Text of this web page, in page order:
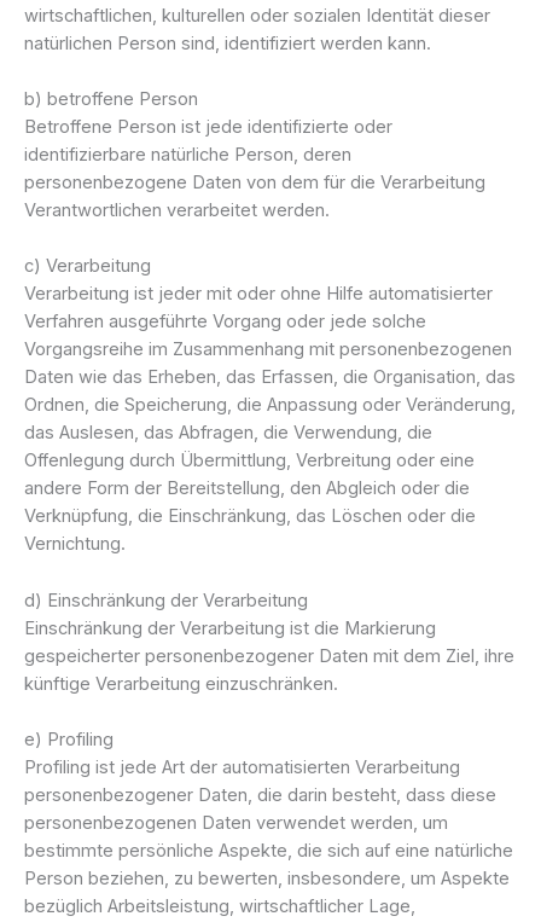
wirtschaftlichen, kulturellen oder sozialen Identität dieser
natürlichen Person sind, identifiziert werden kann.
b) betroffene Person
Betroffene Person ist jede identifizierte oder
identifizierbare natürliche Person, deren
personenbezogene Daten von dem für die Verarbeitung
Verantwortlichen verarbeitet werden.
c) Verarbeitung
Verarbeitung ist jeder mit oder ohne Hilfe automatisierter
Verfahren ausgeführte Vorgang oder jede solche
Vorgangsreihe im Zusammenhang mit personenbezogenen
Daten wie das Erheben, das Erfassen, die Organisation, das
Ordnen, die Speicherung, die Anpassung oder Veränderung,
das Auslesen, das Abfragen, die Verwendung, die
Offenlegung durch Übermittlung, Verbreitung oder eine
andere Form der Bereitstellung, den Abgleich oder die
Verknüpfung, die Einschränkung, das Löschen oder die
Vernichtung.
d) Einschränkung der Verarbeitung
Einschränkung der Verarbeitung ist die Markierung
gespeicherter personenbezogener Daten mit dem Ziel, ihre
künftige Verarbeitung einzuschränken.
e) Profiling
Profiling ist jede Art der automatisierten Verarbeitung
personenbezogener Daten, die darin besteht, dass diese
personenbezogenen Daten verwendet werden, um
bestimmte persönliche Aspekte, die sich auf eine natürliche
Person beziehen, zu bewerten, insbesondere, um Aspekte
bezüglich Arbeitsleistung, wirtschaftlicher Lage,